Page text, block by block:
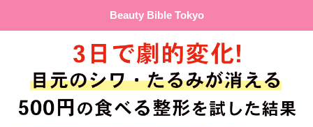
Beauty Bible Tokyo